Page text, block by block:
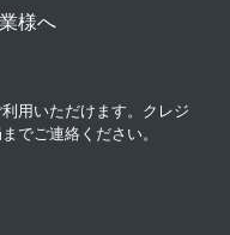
様へ
用いただけます。クレジ
でご連絡ください。